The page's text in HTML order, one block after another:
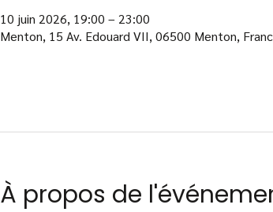
10 juin 2026, 19:00 – 23:00
Menton, 15 Av. Edouard VII, 06500 Menton,
À propos de